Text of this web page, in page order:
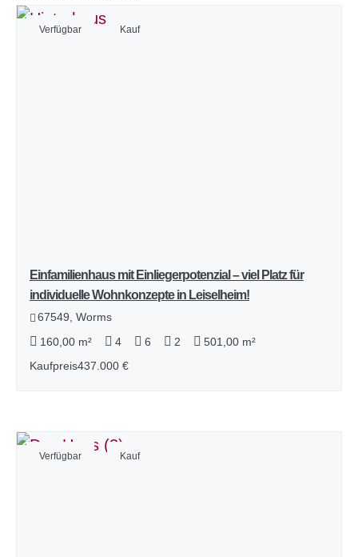
Verfügbar Kauf
Einfamilienhaus mit Einliegerpotenzial – viel Platz für
individuelle Wohnkonzepte in Leiselheim!
67549, Worms
160,00 m²
4 6 2
501,00 m²
Kaufpreis437.000 €
Verfügbar Kauf